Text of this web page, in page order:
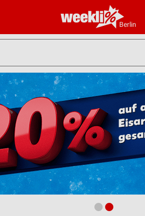
Berlin